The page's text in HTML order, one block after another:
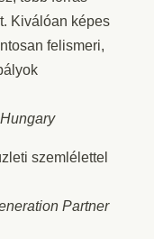
Kiválóan képes
felismeri,
szemlélettel
Partner